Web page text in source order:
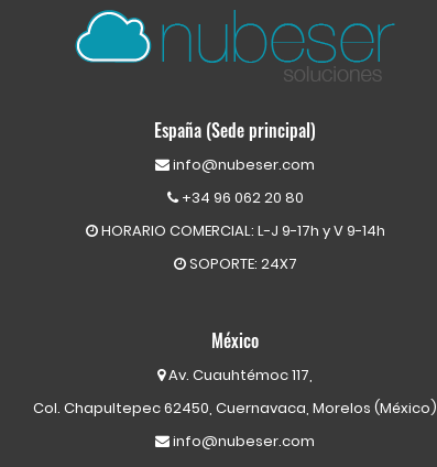
España (Sede principal)
info@nubeser.com
+34 96 062 20 80
HORARIO COMERCIAL: L-J 9-17h y V 9-14h
SOPORTE: 24X7
México
Av. Cuauhtémoc 117,
Col. Chapultepec 62450, Cuernavaca, Morelos (México)
info@nubeser.com